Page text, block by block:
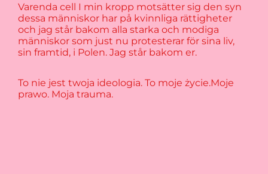
Varenda cell I min kropp motsätter sig den syn
dessa människor har på kvinnliga rättigheter
och jag står bakom alla starka och modiga
människor som just nu protesterar för sina liv,
sin framtid, i Polen. Jag står bakom er.
To nie jest twoja ideologia. To moje życie.Moje
prawo. Moja trauma.